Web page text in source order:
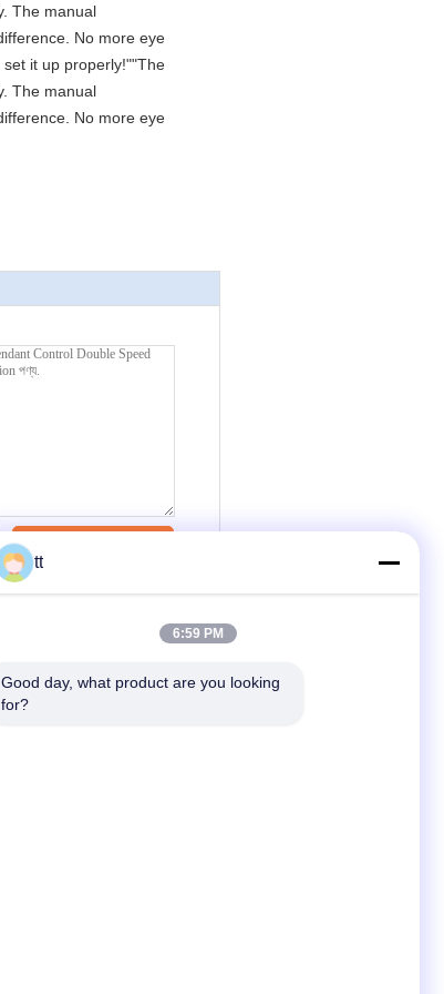
The manual
No more eye
it up properly!""The
The manual
No more eye
Material Lift ith swivel
Lift with Manual one
Material Lift for hotel /
tt
6:59 PM
Good day, what product are you looking
for?